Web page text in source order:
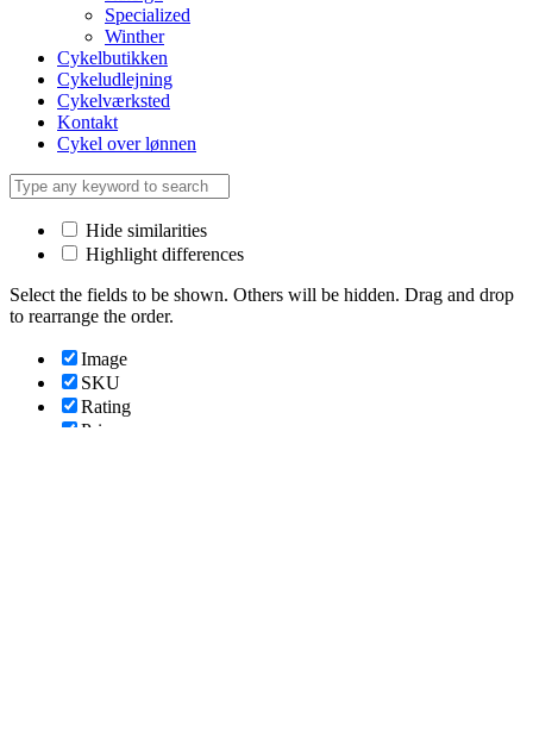
Specialized
Winther
Cykelbutikken
Cykeludlejning
Cykelværksted
Kontakt
Cykel over lønnen
Hide similarities
Highlight differences
Select the fields to be shown. Others will be hidden. Drag and drop
to rearrange the order.
Image
SKU
Rating
Price